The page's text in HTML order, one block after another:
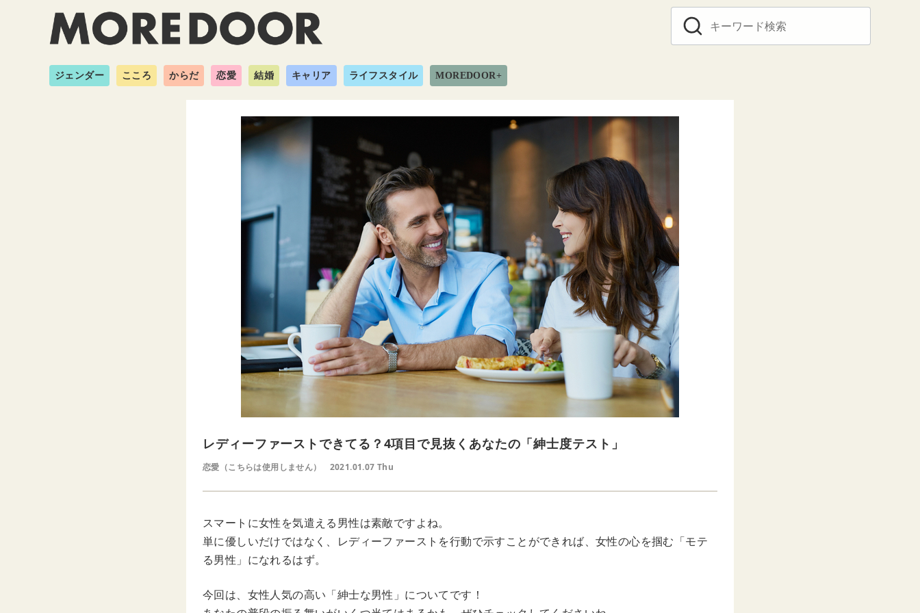
ジェンダー こころ からだ 恋愛 結婚 キャリア ライフスタイル MOREDOOR+
レディーファーストできてる？4項目で見抜くあなたの「紳士度テスト」
恋愛（こちらは使用しません） 2021.01.07 Thu
スマートに女性を気遣える男性は素敵ですよね。
単に優しいだけではなく、レディーファーストを行動で示すことができれば、女性の心を掴む「モテ
る男性」になれるはず。
今回は、女性人気の高い「紳士な男性」についてです！